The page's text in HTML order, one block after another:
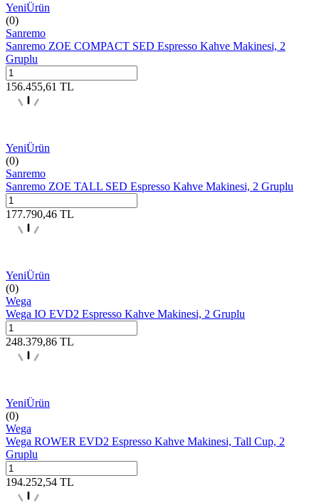
YeniÜrün
(0)
Sanremo
Sanremo ZOE COMPACT SED Espresso Kahve Makinesi, 2
Gruplu
156.455,61 TL
YeniÜrün
(0)
Sanremo
Sanremo ZOE TALL SED Espresso Kahve Makinesi, 2 Gruplu
177.790,46 TL
YeniÜrün
(0)
Wega
Wega IO EVD2 Espresso Kahve Makinesi, 2 Gruplu
248.379,86 TL
YeniÜrün
(0)
Wega
Wega ROWER EVD2 Espresso Kahve Makinesi, Tall Cup, 2
Gruplu
194.252,54 TL